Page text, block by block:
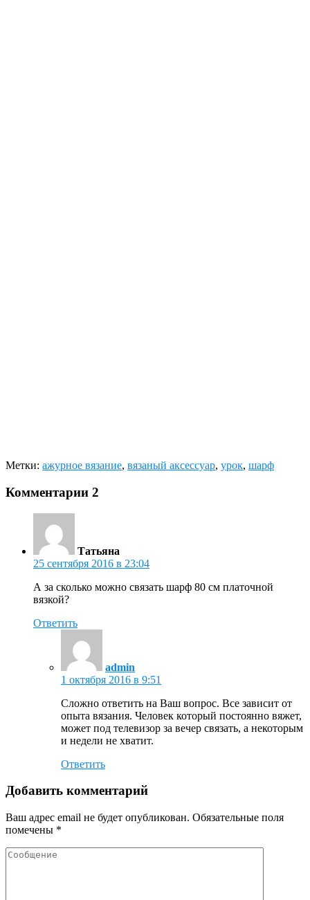
Метки: ажурное вязание, вязаный аксессуар, урок, шарф
Комментарии 2
Татьяна
25 сентября 2016 в 23:04
А за сколько можно связать шарф 80 см платочной
вязкой?
Ответить
admin
1 октября 2016 в 9:51
Сложно ответить на Ваш вопрос. Все зависит от
опыта вязания. Человек который постоянно вяжет,
может под телевизор за вечер связать, а некоторым
и недели не хватит.
Ответить
Добавить комментарий
Ваш адрес email не будет опубликован. Обязательные поля
помечены *